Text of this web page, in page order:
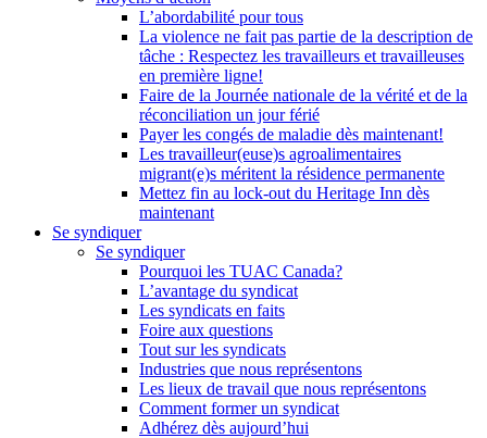
L’abordabilité pour tous
La violence ne fait pas partie de la description de
tâche : Respectez les travailleurs et travailleuses
en première ligne!
Faire de la Journée nationale de la vérité et de la
réconciliation un jour férié
Payer les congés de maladie dès maintenant!
Les travailleur(euse)s agroalimentaires
migrant(e)s méritent la résidence permanente
Mettez fin au lock-out du Heritage Inn dès
maintenant
Se syndiquer
Se syndiquer
Pourquoi les TUAC Canada?
L’avantage du syndicat
Les syndicats en faits
Foire aux questions
Tout sur les syndicats
Industries que nous représentons
Les lieux de travail que nous représentons
Comment former un syndicat
Adhérez dès aujourd’hui